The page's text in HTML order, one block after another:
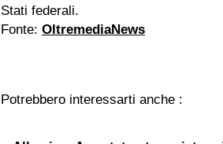
Stati federali.
Fonte: OltremediaNews
Potrebbero interessarti anche :